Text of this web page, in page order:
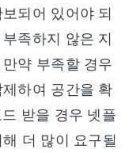
되어 있어야 되
족하지 않은 지
약 부족할 경우
하여 공간을 확
받을 경우 넷플
더 많이 요구될